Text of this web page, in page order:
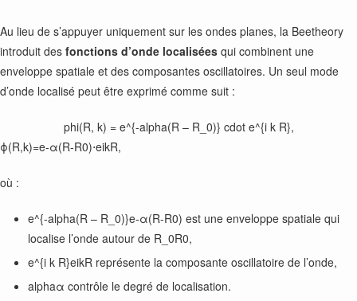
Au lieu de s’appuyer uniquement sur les ondes planes, la Beetheory
introduit des fonctions d’onde localisées qui combinent une
enveloppe spatiale et des composantes oscillatoires. Un seul mode
d’onde localisé peut être exprimé comme suit :
phi(R, k) = e^{-alpha(R – R_0)} cdot e^{i k R},
ϕ(R,k)=e-α(R-R0)⋅eikR,
où :
e^{-alpha(R – R_0)}e-α(R-R0) est une enveloppe spatiale qui
localise l’onde autour de R_0R0,
e^{i k R}eikR représente la composante oscillatoire de l’onde,
alphaα contrôle le degré de localisation.